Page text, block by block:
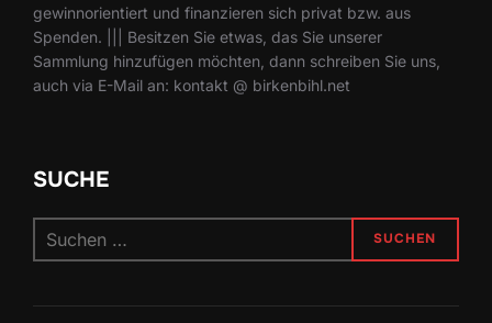
gewinnorientiert und finanzieren sich privat bzw. aus
Spenden. ||| Besitzen Sie etwas, das Sie unserer
Sammlung hinzufügen möchten, dann schreiben Sie uns,
auch via E-Mail an: kontakt @ birkenbihl.net
SUCHE
nach:
SUCHEN